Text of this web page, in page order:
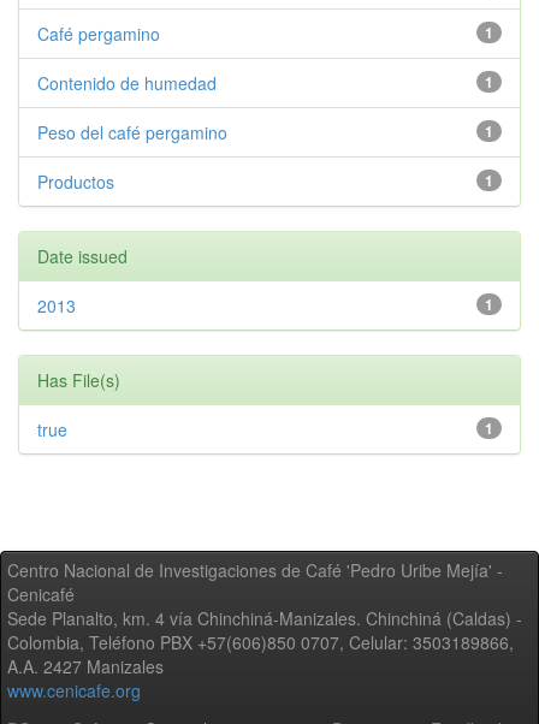
1
Café pergamino
1
Contenido de humedad
1
Peso del café pergamino
1
Productos
Date issued
1
2013
Has File(s)
1
true
Centro Nacional de Investigaciones de Café 'Pedro Uribe Mejía' -
Cenicafé
Sede Planalto, km. 4 vía Chinchiná-Manizales. Chinchiná (Caldas) -
Colombia, Teléfono PBX +57(606)850 0707, Celular: 3503189866,
A.A. 2427 Manizales
www.cenicafe.org